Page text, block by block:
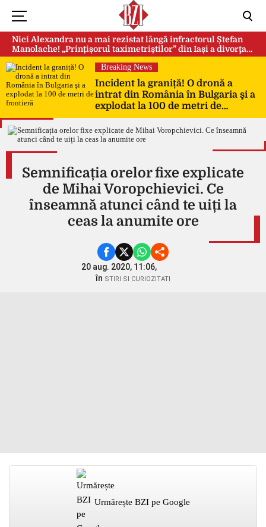
Nici Alexandra nu a mai rezistat lângă infractorul Ștefan
Manolache! „Prințișorul taximetriștilor” din Iași a divorţat
după doi ani de căsnicie
Breaking News
Incident la graniță! O dronă a
intrat din România în Bulgaria şi a
explodat la 100 de metri de
frontieră
Semnificația orelor fixe explicate
de Mihai Voropchievici. Ce
înseamnă atunci când te uiți la
ceas la anumite ore
20 aug. 2020, 11:06,
în STIRI SI CURIOZITATI
Urmărește BZI pe Google